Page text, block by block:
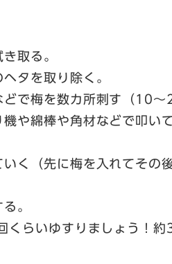
取る。
タを取り除く。
で梅を数カ所刺す（10～
や綿棒や角材などで叩い
く（先に梅を入れてその
。
らいゆすりましょう！約